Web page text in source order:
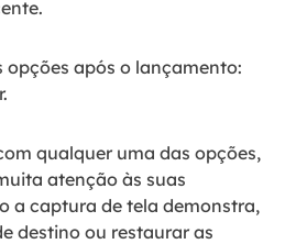
opções após o lançamento:
qualquer uma das opções,
atenção às suas
a captura de tela demonstra,
destino ou restaurar as